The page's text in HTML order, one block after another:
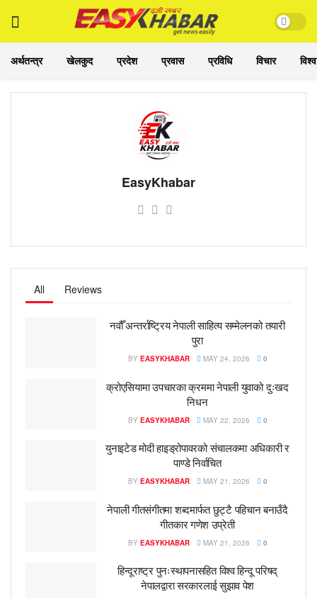
अर्थतन्त्र खेलकुद प्रदेश प्रवास प्रविधि विचार विश्व
EasyKhabar
All Reviews
नवौँ अन्तर्राष्ट्रिय नेपाली साहित्य सम्मेलनको तयारी
पुरा
BY EASYKHABAR MAY 24, 2026 0
क्रोएसियामा उपचारका क्रममा नेपाली युवाको दुःखद
निधन
BY EASYKHABAR MAY 22, 2026 0
युनाइटेड मोदी हाइड्रोपावरको संचालकमा अधिकारी र
पाण्डे निर्वाचित
BY EASYKHABAR MAY 21, 2026 0
नेपाली गीतसंगीतमा शब्दमार्फत छुट्टै पहिचान बनाउँदै
गीतकार गणेश उप्रेती
BY EASYKHABAR MAY 21, 2026 0
हिन्दूराष्ट्र पुनःस्थापनासहित विश्व हिन्दू परिषद्
नेपालद्वारा सरकारलाई सुझाव पेश